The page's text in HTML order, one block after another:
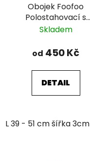
Obojek Foofoo
Polostahovací s
řetízkem - Green I.
Skladem
od 450 Kč
DETAIL
L 39 - 51 cm šířka 3cm